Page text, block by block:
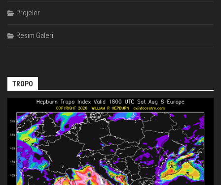
Projeler
Resim Galeri
TROPO